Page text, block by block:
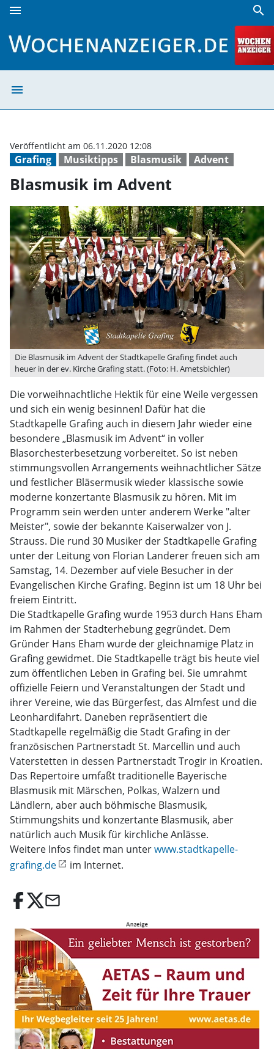
menu search
menu
Grafing Musiktipps Blasmusik Advent
Veröffentlicht am 06.11.2020 12:08
Blasmusik im Advent
Die Blasmusik im Advent der Stadtkapelle Grafing findet auch
heuer in der ev. Kirche Grafing statt. (Foto: H. Ametsbichler)
Die vorweihnachtliche Hektik für eine Weile vergessen
und sich ein wenig besinnen! Dafür hat die
Stadtkapelle Grafing auch in diesem Jahr wieder eine
besondere „Blasmusik im Advent“ in voller
Blasorchesterbesetzung vorbereitet. So ist neben
stimmungsvollen Arrangements weihnachtlicher Sätze
und festlicher Bläsermusik wieder klassische sowie
moderne konzertante Blasmusik zu hören. Mit im
Programm sein werden unter anderem Werke "alter
Meister", sowie der bekannte Kaiserwalzer von J.
Strauss. Die rund 30 Musiker der Stadtkapelle Grafing
unter der Leitung von Florian Landerer freuen sich am
Samstag, 14. Dezember auf viele Besucher in der
Evangelischen Kirche Grafing. Beginn ist um 18 Uhr bei
freiem Eintritt.
Die Stadtkapelle Grafing wurde 1953 durch Hans Eham
im Rahmen der Stadterhebung gegründet. Dem
Gründer Hans Eham wurde der gleichnamige Platz in
Grafing gewidmet. Die Stadtkapelle trägt bis heute viel
zum öffentlichen Leben in Grafing bei. Sie umrahmt
offizielle Feiern und Veranstaltungen der Stadt und
ihrer Vereine, wie das Bürgerfest, das Almfest und die
Leonhardifahrt. Daneben repräsentiert die
Stadtkapelle regelmäßig die Stadt Grafing in der
französischen Partnerstadt St. Marcellin und auch
Vaterstetten in dessen Partnerstadt Trogir in Kroatien.
Das Repertoire umfaßt traditionelle Bayerische
Blasmusik mit Märschen, Polkas, Walzern und
Ländlern, aber auch böhmische Blasmusik,
Stimmungshits und konzertante Blasmusik, aber
natürlich auch Musik für kirchliche Anlässe.
Weitere Infos findet man unterwww.stadtkapelle-
grafing.de
im Internet.
email